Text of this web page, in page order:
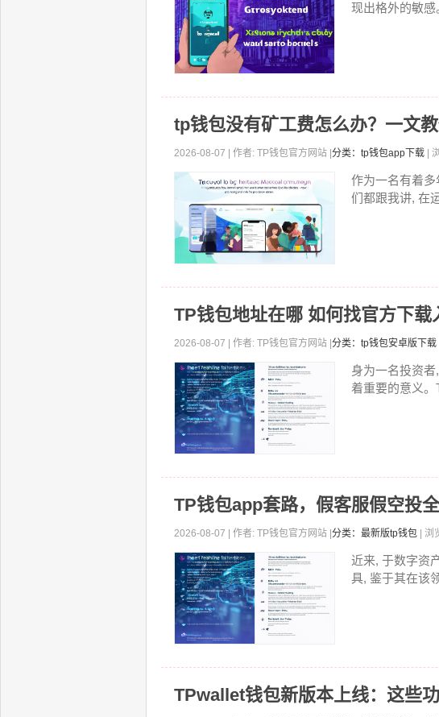
现出格外的敏
tp钱包没有矿工费怎么办？一文
2026-08-07 | 作者: TP钱包官方网站 | 分类：tp钱包app下载 |
作为一名有着
们都跟我讲, 在
TP钱包地址在哪 如何找官方下载
2026-08-07 | 作者: TP钱包官方网站 | 分类：tp钱包安卓版下载
身为一名投资
着重要的意义
TP钱包app套路，假客服假空投
2026-08-07 | 作者: TP钱包官方网站 | 分类：最新版tp钱包 | 浏
近来, 于数字资
具, 鉴于其在该
TPwallet钱包新版本上线：这些